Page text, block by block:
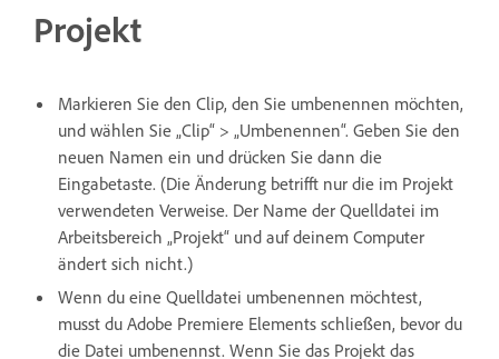
Projekt
Markieren Sie den Clip, den Sie umbenennen möchten,
und wählen Sie „Clip“ > „Umbenennen“. Geben Sie den
neuen Namen ein und drücken Sie dann die
Eingabetaste. (Die Änderung betrifft nur die im Projekt
verwendeten Verweise. Der Name der Quelldatei im
Arbeitsbereich „Projekt“ und auf deinem Computer
ändert sich nicht.)
Wenn du eine Quelldatei umbenennen möchtest,
musst du Adobe Premiere Elements schließen, bevor du
die Datei umbenennst. Wenn Sie das Projekt das